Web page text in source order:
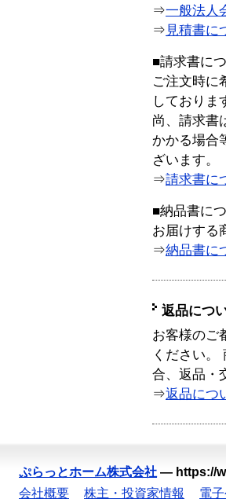
⇒一般法人
⇒ 見積書に
■請求書に
ご注文時に
しておりま
尚、請求書
かかる場合
ざいます。
⇒請求書に
■納品書に
お届けする
⇒納品書に
返品につ
お客様のご
ください。
合、返品・
⇒返品につ
ぷらっとホーム株式会社 — https://
会社概要
株主・投資家情報 電